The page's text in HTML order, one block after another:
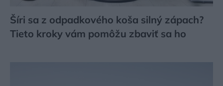
Šíri sa z odpadkového koša silný zápach?
Tieto kroky vám pomôžu zbaviť sa ho